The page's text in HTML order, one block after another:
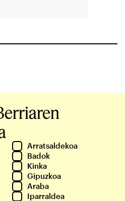
Arratsaldekoa
Badok
Kinka
Gipuzkoa
Araba
Iparraldea